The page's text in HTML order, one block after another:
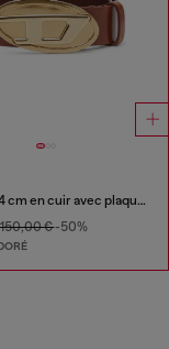
Ceinture 4 cm en cuir avec plaque Oval D
150,00 €-50%